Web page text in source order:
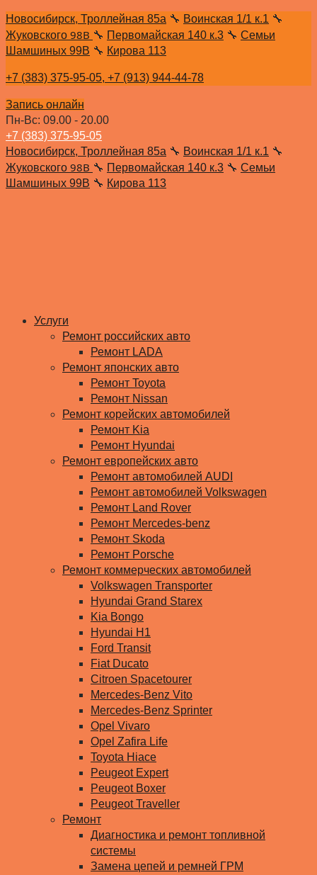
Новосибирск, Троллейная 85а 🔧 Воинская 1/1 к.1 🔧
Жуковского 98В 🔧 Первомайская 140 к.3 🔧 Семьи
Шамшиных 99В 🔧 Кирова 113
+7 (383) 375-95-05, +7 (913) 944-44-78
Запись онлайн
Пн-Вс: 09.00 - 20.00
+7 (383) 375-95-05
Новосибирск, Троллейная 85а 🔧 Воинская 1/1 к.1 🔧
Жуковского 98В 🔧 Первомайская 140 к.3 🔧 Семьи
Шамшиных 99В 🔧 Кирова 113
Услуги
Ремонт российских авто
Ремонт LADA
Ремонт японских авто
Ремонт Toyota
Ремонт Nissan
Ремонт корейских автомобилей
Ремонт Kia
Ремонт Hyundai
Ремонт европейских авто
Ремонт автомобилей AUDI
Ремонт автомобилей Volkswagen
Ремонт Land Rover
Ремонт Mercedes-benz
Ремонт Skoda
Ремонт Porsche
Ремонт коммерческих автомобилей
Volkswagen Transporter
Hyundai Grand Starex
Kia Bongo
Hyundai H1
Ford Transit
Fiat Ducato
Citroen Spacetourer
Mercedes-Benz Vito
Mercedes-Benz Sprinter
Opel Vivaro
Opel Zafira Life
Toyota Hiace
Peugeot Expert
Peugeot Boxer
Peugeot Traveller
Ремонт
Диагностика и ремонт топливной
системы
Замена цепей и ремней ГРМ